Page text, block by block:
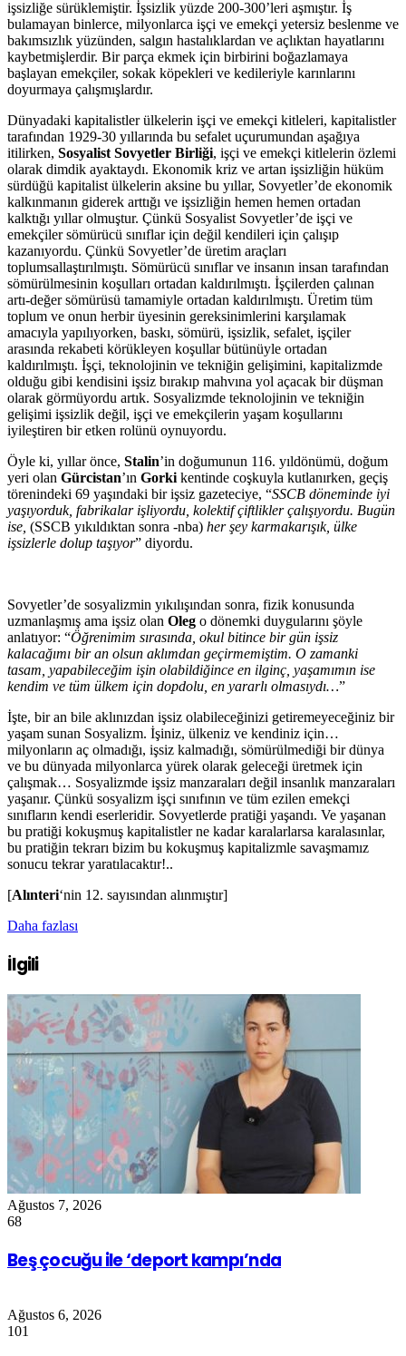
işsizliğe sürüklemiştir. İşsizlik yüzde 200-300’leri aşmıştır. İş
bulamayan binlerce, milyonlarca işçi ve emekçi yetersiz beslenme ve
bakımsızlık yüzünden, salgın hastalıklardan ve açlıktan hayatlarını
kaybetmişlerdir. Bir parça ekmek için birbirini boğazlamaya
başlayan emekçiler, sokak köpekleri ve kedileriyle karınlarını
doyurmaya çalışmışlardır.
Dünyadaki kapitalistler ülkelerin işçi ve emekçi kitleleri, kapitalistler
tarafından 1929-30 yıllarında bu sefalet uçurumundan aşağıya
itilirken, Sosyalist Sovyetler Birliği, işçi ve emekçi kitlelerin özlemi
olarak dimdik ayaktaydı. Ekonomik kriz ve artan işsizliğin hüküm
sürdüğü kapitalist ülkelerin aksine bu yıllar, Sovyetler’de ekonomik
kalkınmanın giderek arttığı ve işsizliğin hemen hemen ortadan
kalktığı yıllar olmuştur. Çünkü Sosyalist Sovyetler’de işçi ve
emekçiler sömürücü sınıflar için değil kendileri için çalışıp
kazanıyordu. Çünkü Sovyetler’de üretim araçları
toplumsallaştırılmıştı. Sömürücü sınıflar ve insanın insan tarafından
sömürülmesinin koşulları ortadan kaldırılmıştı. İşçilerden çalınan
artı-değer sömürüsü tamamiyle ortadan kaldırılmıştı. Üretim tüm
toplum ve onun herbir üyesinin gereksinimlerini karşılamak
amacıyla yapılıyorken, baskı, sömürü, işsizlik, sefalet, işçiler
arasında rekabeti körükleyen koşullar bütünüyle ortadan
kaldırılmıştı. İşçi, teknolojinin ve tekniğin gelişimini, kapitalizmde
olduğu gibi kendisini işsiz bırakıp mahvına yol açacak bir düşman
olarak görmüyordu artık. Sosyalizmde teknolojinin ve tekniğin
gelişimi işsizlik değil, işçi ve emekçilerin yaşam koşullarını
iyileştiren bir etken rolünü oynuyordu.
Öyle ki, yıllar önce, Stalin’in doğumunun 116. yıldönümü, doğum
yeri olan Gürcistan’ın Gorki kentinde coşkuyla kutlanırken, geçiş
törenindeki 69 yaşındaki bir işsiz gazeteciye, “SSCB döneminde iyi
yaşıyorduk, fabrikalar işliyordu, kolektif çiftlikler çalışıyordu. Bugün
ise, (SSCB yıkıldıktan sonra -nba) her şey karmakarışık, ülke
işsizlerle dolup taşıyor” diyordu.
Sovyetler’de sosyalizmin yıkılışından sonra, fizik konusunda
uzmanlaşmış ama işsiz olan Oleg o dönemki duygularını şöyle
anlatıyor: “Öğrenimim sırasında, okul bitince bir gün işsiz
kalacağımı bir an olsun aklımdan geçirmemiştim. O zamanki
tasam, yapabileceğim işin olabildiğince en ilginç, yaşamımın ise
kendim ve tüm ülkem için dopdolu, en yararlı olmasıydı…”
İşte, bir an bile aklınızdan işsiz olabileceğinizi getiremeyeceğiniz bir
yaşam sunan Sosyalizm. İşiniz, ülkeniz ve kendiniz için…
milyonların aç olmadığı, işsiz kalmadığı, sömürülmediği bir dünya
ve bu dünyada milyonlarca yürek olarak geleceği üretmek için
çalışmak… Sosyalizmde işsiz manzaraları değil insanlık manzaraları
yaşanır. Çünkü sosyalizm işçi sınıfının ve tüm ezilen emekçi
sınıfların kendi eserleridir. Sovyetlerde pratiği yaşandı. Ve yaşanan
bu pratiği kokuşmuş kapitalistler ne kadar karalarlarsa karalasınlar,
bu pratiğin tekrarı bizim bu kokuşmuş kapitalizmle savaşmamız
sonucu tekrar yaratılacaktır!..
[Alınteri‘nin 12. sayısından alınmıştır]
Daha fazlası
İlgili
Ağustos 7, 2026
68
Beş çocuğu ile ‘deport kampı’nda
Ağustos 6, 2026
101